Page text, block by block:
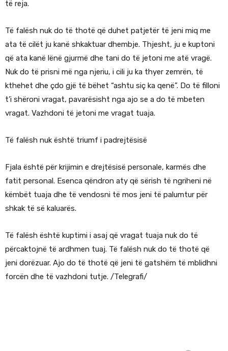
të reja.
Të falësh nuk do të thotë që duhet patjetër të jeni miq me
ata të cilët ju kanë shkaktuar dhembje. Thjesht, ju e kuptoni
që ata kanë lënë gjurmë dhe tani do të jetoni me atë vragë.
Nuk do të prisni më nga njeriu, i cili ju ka thyer zemrën, të
kthehet dhe çdo gjë të bëhet “ashtu siç ka qenë”. Do të filloni
t’i shëroni vragat, pavarësisht nga ajo se a do të mbeten
vragat. Vazhdoni të jetoni me vragat tuaja.
Të falësh nuk është triumf i padrejtësisë
Fjala është për krijimin e drejtësisë personale, karmës dhe
fatit personal. Esenca qëndron aty që sërish të ngriheni në
këmbët tuaja dhe të vendosni të mos jeni të palumtur për
shkak të së kaluarës.
Të falësh është kuptimi i asaj që vragat tuaja nuk do të
përcaktojnë të ardhmen tuaj. Të falësh nuk do të thotë që
jeni dorëzuar. Ajo do të thotë që jeni të gatshëm të mblidhni
forcën dhe të vazhdoni tutje. /Telegrafi/